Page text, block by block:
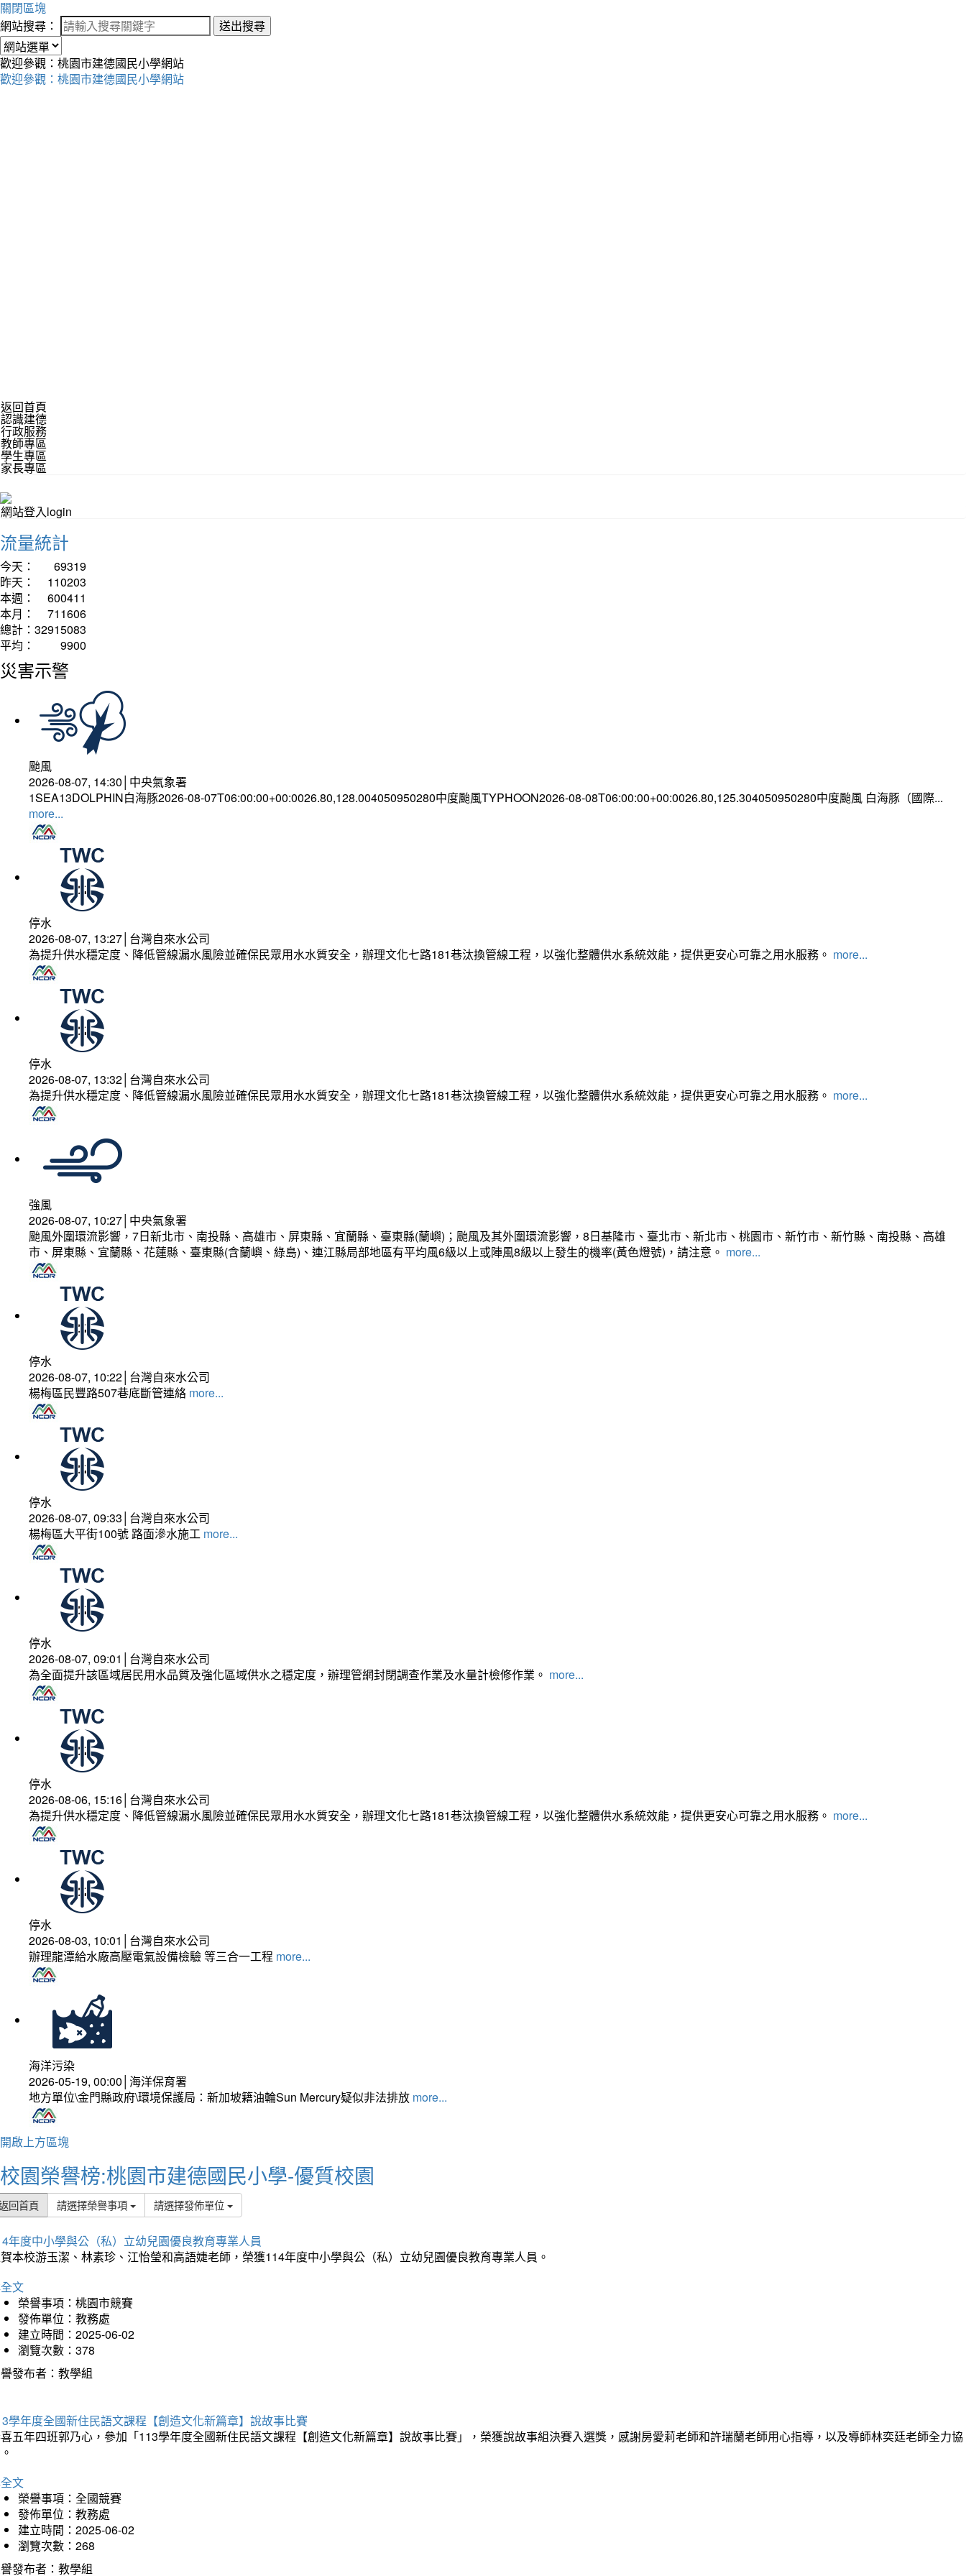
關閉區塊
網站搜尋：
送出搜尋
歡迎參觀：桃園市建德國民小學網站
歡迎參觀：桃園市建德國民小學網站
返回首頁
認識建德
行政服務
教師專區
學生專區
家長專區
網站登入login
流量統計
今天：
69319
昨天：
110203
本週：
600411
本月：
711606
總計： 32915083
平均：
9900
災害示警
颱風
2026-08-07, 14:30│中央氣象署
1SEA13DOLPHIN白海豚2026-08-07T06:00:00+00:0026.80,128.004050950280中度颱風TYPHOON2026-08-08T06:00:00+00:0026.80,125.304050950280中度颱風 白海豚（國際...
more...
停水
2026-08-07, 13:27│台灣自來水公司
為提升供水穩定度、降低管線漏水風險並確保民眾用水水質安全，辦理文化七路181巷汰換管線工程，以強化整體供水系統效能，提供更安心可靠之用水服務。 more...
停水
2026-08-07, 13:32│台灣自來水公司
為提升供水穩定度、降低管線漏水風險並確保民眾用水水質安全，辦理文化七路181巷汰換管線工程，以強化整體供水系統效能，提供更安心可靠之用水服務。 more...
強風
2026-08-07, 10:27│中央氣象署
颱風外圍環流影響，7日新北市、南投縣、高雄市、屏東縣、宜蘭縣、臺東縣(蘭嶼)；颱風及其外圍環流影響，8日基隆市、臺北市、新北市、桃園市、新竹市、新竹縣、南投縣、高雄
市、屏東縣、宜蘭縣、花蓮縣、臺東縣(含蘭嶼、綠島)、連江縣局部地區有平均風6級以上或陣風8級以上發生的機率(黃色燈號)，請注意。 more...
停水
2026-08-07, 10:22│台灣自來水公司
楊梅區民豐路507巷底斷管連絡 more...
停水
2026-08-07, 09:33│台灣自來水公司
楊梅區大平街100號 路面滲水施工 more...
停水
2026-08-07, 09:01│台灣自來水公司
為全面提升該區域居民用水品質及強化區域供水之穩定度，辦理管網封閉調查作業及水量計檢修作業。 more...
停水
2026-08-06, 15:16│台灣自來水公司
為提升供水穩定度、降低管線漏水風險並確保民眾用水水質安全，辦理文化七路181巷汰換管線工程，以強化整體供水系統效能，提供更安心可靠之用水服務。 more...
停水
2026-08-03, 10:01│台灣自來水公司
辦理龍潭給水廠高壓電氣設備檢驗 等三合一工程 more...
海洋污染
2026-05-19, 00:00│海洋保育署
地方單位\金門縣政府\環境保護局：新加坡籍油輪Sun Mercury疑似非法排放 more...
開啟上方區塊
校園榮譽榜:桃園市建德國民小學-優質校園
回首頁 請選擇榮譽事項 請選擇發佈單位
年度中小學與公（私）立幼兒園優良教育專業人員
本校游玉潔、林素珍、江怡瑩和高語婕老師，榮獲114年度中小學與公（私）立幼兒園優良教育專業人員。
文
榮譽事項：桃園市競賽
發佈單位：教務處
建立時間：2025-06-02
瀏覽次數：378
發布者：教學組
學年度全國新住民語文課程【創造文化新篇章】說故事比賽
五年四班郭乃心，參加「113學年度全國新住民語文課程【創造文化新篇章】說故事比賽」，榮獲說故事組決賽入選獎，感謝房愛莉老師和許瑞蘭老師用心指導，以及導師林奕廷老師全力協
文
榮譽事項：全國競賽
發佈單位：教務處
建立時間：2025-06-02
瀏覽次數：268
發布者：教學組